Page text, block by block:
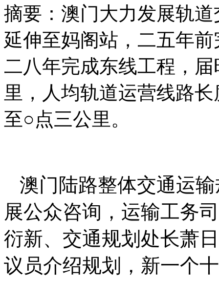
摘要： 澳门大力发展轨
延伸至妈阁站，二五年
二八年完成东线工程，
里，人均轨道运营线路
至○点三公里。
澳门陆路整体交通运
展公众咨询，运输工务
衍新、交通规划处长萧
议员介绍规划，新一个